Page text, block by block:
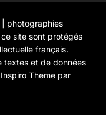
photographies
site sont protégés
français.
textes et de données
Inspiro Themepar